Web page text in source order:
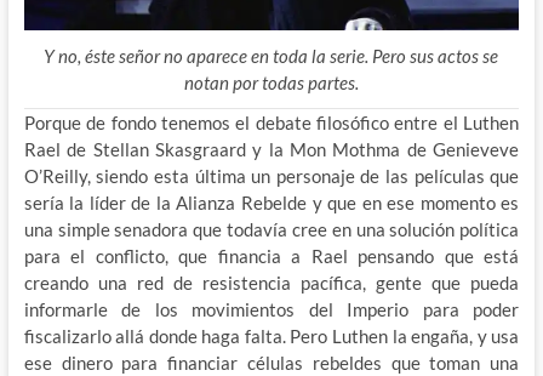
Y no, éste señor no aparece en toda la serie. Pero sus actos se
notan por todas partes.
Porque de fondo tenemos el debate filosófico entre el Luthen
Rael de Stellan Skasgraard y la Mon Mothma de Genieveve
O’Reilly, siendo esta última un personaje de las películas que
sería la líder de la Alianza Rebelde y que en ese momento es
una simple senadora que todavía cree en una solución política
para el conflicto, que financia a Rael pensando que está
creando una red de resistencia pacífica, gente que pueda
informarle de los movimientos del Imperio para poder
fiscalizarlo allá donde haga falta. Pero Luthen la engaña, y usa
ese dinero para financiar células rebeldes que toman una